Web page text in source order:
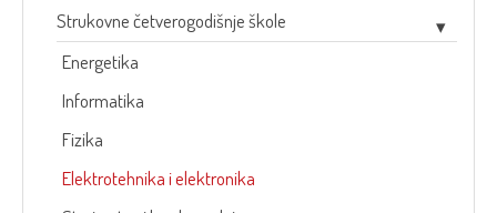
Strukovne četverogodišnje škole
Energetika
Informatika
Fizika
Elektrotehnika i elektronika